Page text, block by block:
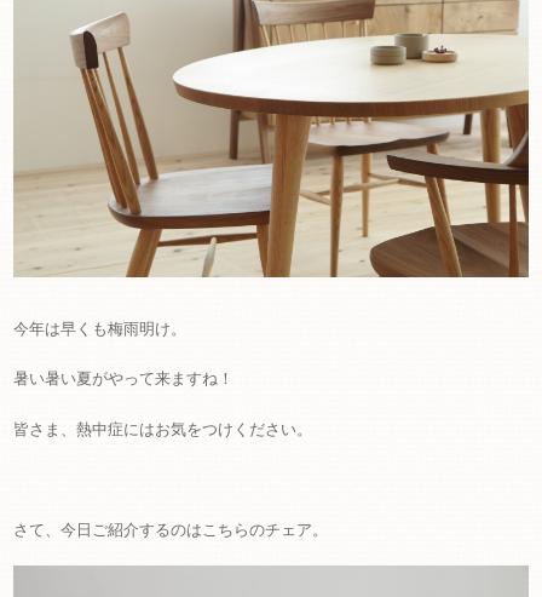
今年は早くも梅雨明け。
暑い暑い夏がやって来ますね！
皆さま、熱中症にはお気をつけください。
さて、今日ご紹介するのはこちらのチェア。